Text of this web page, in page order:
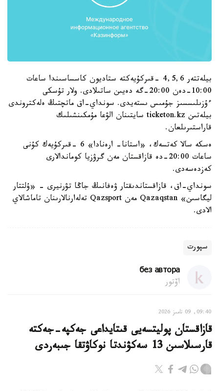
بيلەتتەر 4,5,6 -قىركۇيەكتە ستاديون كاسساسىندا ساعات
10:00-دەن 20:00-گە دەيىن ساتىلادى. ولار تۇسكى
ءۇزىلىسسىز جۇمىس ىستەيدى. سونداي-اق ماتچتىڭ ەلەكتروندى
بيلەتىن ticketon.kz سايتىنان الۋعا مۇمكىنشىلىك
قاراستىرىلعان.
ەسكە سالا كەتسەك، «استانا- ارەنادا» 6 -قىركۇيەك كۇنى
ساعات 20:00-دە قازاقستان مەن گرۋزيا كوماندالارى
كەزدەسەدى.
سونداي-اق، قازاقستاندىقتار ۋەفانىڭ جاڭا تۋرنيرى - «ۇلتتار
ليگاسىن» Qazaqstan مەن Qazsport تەلەارنالارىنان تاماشالاي
الادى.
سپورت
без автора
اۆتور
09:40, 09 تامىز 2026
قازاقستان پوليتسەيى قىتايداعى جەكپە-جەكتە
قارسىلاسىن 13 سەكۋندتا نوكاۋتقا جىبەردى